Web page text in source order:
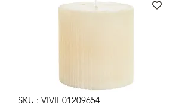
SKU : VIVIE01209654